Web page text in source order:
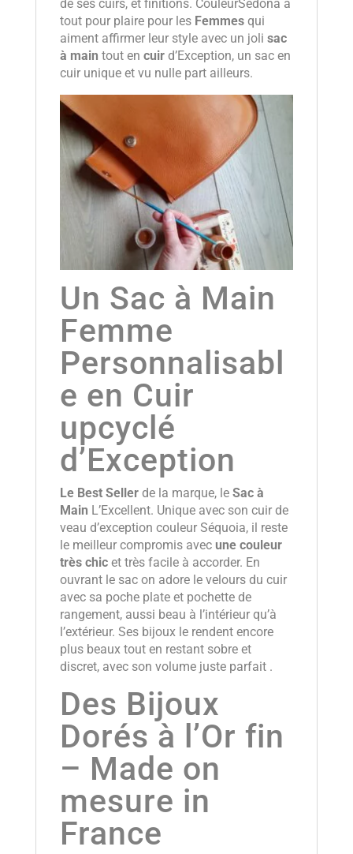
de ses cuirs, et finitions. CouleurSedona a
tout pour plaire pour les Femmesqui
aiment affirmer leur style avec un joli sac
à main tout en cuird’Exception, un sac en
cuir unique et vu nulle part ailleurs.
Un Sac à Main
Femme
Personnalisabl
e en Cuir
upcyclé
d’Exception
Le Best Sellerde la marque, le Sac à
Main L’Excellent. Unique avec son cuir de
veau d’exception couleur Séquoia, il reste
le meilleur compromis avec une couleur
très chic et très facile à accorder. En
ouvrant le sac on adore le velours du cuir
avec sa poche plate et pochette de
rangement, aussi beau à l’intérieur qu’à
l’extérieur. Ses bijoux le rendent encore
plus beaux tout en restant sobre et
discret, avec son volume juste parfait .
Des Bijoux
Dorés à l’Or fin
– Made on
mesure in
France